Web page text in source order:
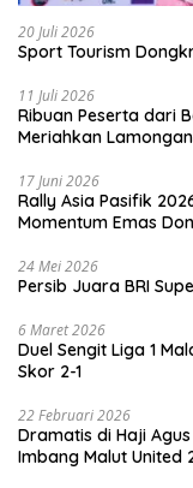
20 Juli 2026
Sport Tourism
11 Juli 2026
Ribuan Peserta dari
Meriahkan
17 Juni 2026
Rally Asia Pasifik
Momentum Emas
24 Mei 2026
Persib Juara BRI
6 Maret 2026
Duel Sengit Liga 1
Skor 2-1
22 Februari 2026
Dramatis di Haji
Imbang Malut United